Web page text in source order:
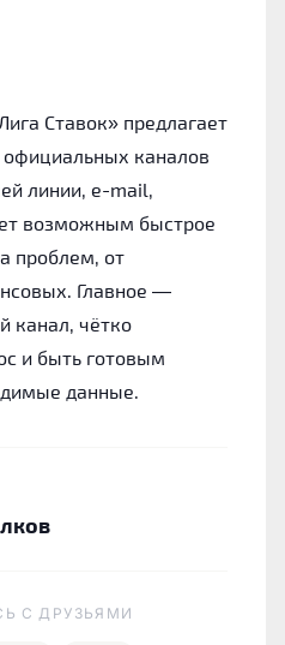
Ставок» предлагает
каналов
линии, e-mail,
возможным быстрое
проблем, от
Главное —
канал, чётко
и быть готовым
данные.
C ДРУЗЬЯМИ